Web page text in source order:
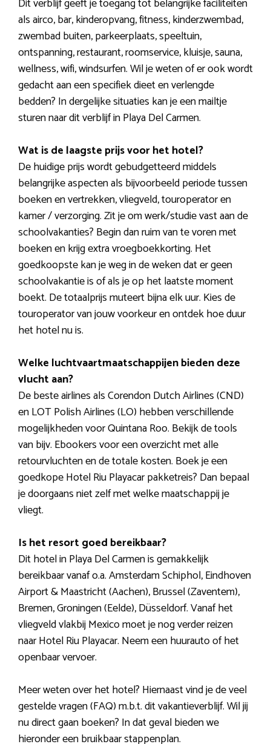
Dit verblijf geeft je toegang tot belangrijke faciliteiten
als airco, bar, kinderopvang, fitness, kinderzwembad,
zwembad buiten, parkeerplaats, speeltuin,
ontspanning, restaurant, roomservice, kluisje, sauna,
wellness, wifi, windsurfen. Wil je weten of er ook wordt
gedacht aan een specifiek dieet en verlengde
bedden? In dergelijke situaties kan je een mailtje
sturen naar dit verblijf in Playa Del Carmen.
Wat is de laagste prijs voor het hotel?
De huidige prijs wordt gebudgetteerd middels
belangrijke aspecten als bijvoorbeeld periode tussen
boeken en vertrekken, vliegveld, touroperator en
kamer / verzorging. Zit je om werk/studie vast aan de
schoolvakanties? Begin dan ruim van te voren met
boeken en krijg extra vroegboekkorting. Het
goedkoopste kan je weg in de weken dat er geen
schoolvakantie is of als je op het laatste moment
boekt. De totaalprijs muteert bijna elk uur. Kies de
touroperator van jouw voorkeur en ontdek hoe duur
het hotel nu is.
Welke luchtvaartmaatschappijen bieden deze
vlucht aan?
De beste airlines als Corendon Dutch Airlines (CND)
en LOT Polish Airlines (LO) hebben verschillende
mogelijkheden voor Quintana Roo. Bekijk de tools
van bijv. Ebookers voor een overzicht met alle
retourvluchten en de totale kosten. Boek je een
goedkope Hotel Riu Playacar pakketreis? Dan bepaal
je doorgaans niet zelf met welke maatschappij je
vliegt.
Is het resort goed bereikbaar?
Dit hotel in Playa Del Carmen is gemakkelijk
bereikbaar vanaf o.a. Amsterdam Schiphol, Eindhoven
Airport & Maastricht (Aachen), Brussel (Zaventem),
Bremen, Groningen (Eelde), Düsseldorf. Vanaf het
vliegveld vlakbij Mexico moet je nog verder reizen
naar Hotel Riu Playacar. Neem een huurauto of het
openbaar vervoer.
Meer weten over het hotel? Hiernaast vind je de veel
gestelde vragen (FAQ) m.b.t. dit vakantieverblijf. Wil jij
nu direct gaan boeken? In dat geval bieden we
hieronder een bruikbaar stappenplan.